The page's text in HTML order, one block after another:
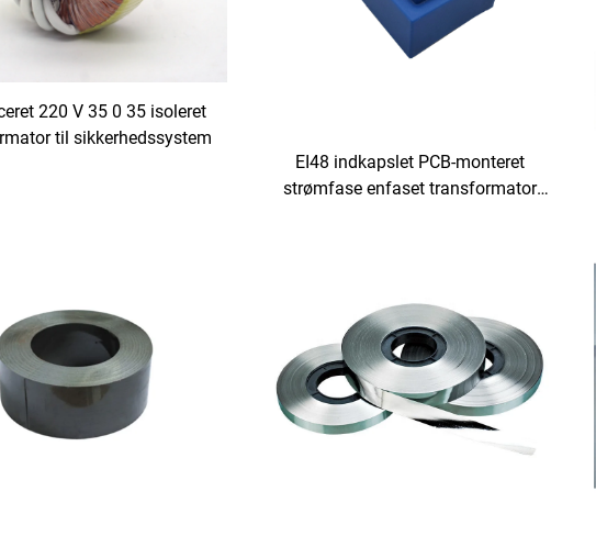
220 V 35 0 35 isoleret
til sikkerhedssystem
EI48 indkapslet PCB-monteret
strømfase enfaset transformator